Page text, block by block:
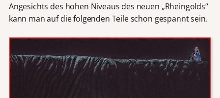
Angesichts des hohen Niveaus des neuen „Rheingolds“
kann man auf die folgenden Teile schon gespannt sein.